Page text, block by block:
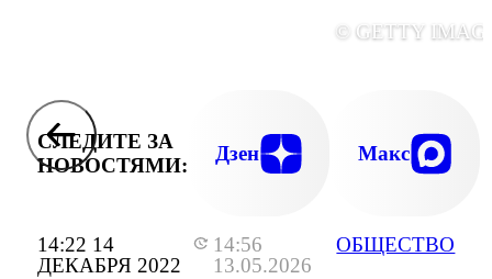
14:22 14
ДЕКАБРЯ 2022
14:56
13.05.2026
ОБЩЕСТВО
© GETTY
СЛЕДИТЕ ЗА
НОВОСТЯМИ:
Дзен Макс